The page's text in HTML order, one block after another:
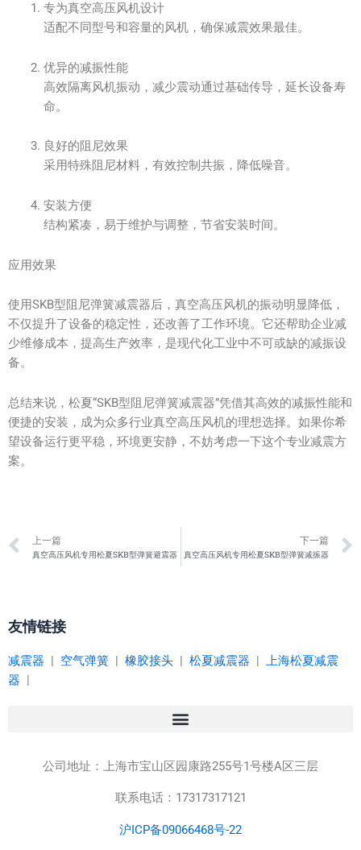
专为真空高压风机设计
适配不同型号和容量的风机，确保减震效果最佳。
优异的减振性能
高效隔离风机振动，减少震动通过基础传导，延长设备寿
命。
良好的阻尼效果
采用特殊阻尼材料，有效控制共振，降低噪音。
安装方便
结构紧凑，易于维护与调整，节省安装时间。
应用效果
使用SKB型阻尼弹簧减震器后，真空高压风机的振动明显降低，
不仅提升了设备的稳定性，还改善了工作环境。它还帮助企业减
少维修成本，提高生产效率，是现代化工业中不可或缺的减振设
备。
总结来说，松夏“SKB型阻尼弹簧减震器”凭借其高效的减振性能和
便捷的安装，成为众多行业真空高压风机的理想选择。如果你希
望设备运行更平稳，环境更安静，不妨考虑一下这个专业减震方
案。
Prev
上一篇
真空高压风机专用松夏SKB型弹簧避震器
下一篇
真空高压风机专用松夏SKB型弹簧减振器
友情链接
减震器 | 空气弹簧 | 橡胶接头 | 松夏减震器 | 上海松夏减震
器 |
公司地址： 上海市宝山区园康路255号1号楼A区三层
联系电话：17317317121
沪ICP备09066468号-22